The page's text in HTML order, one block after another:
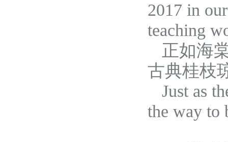
2017 in
teaching
正如海
古典桂枝
Just as
the way to